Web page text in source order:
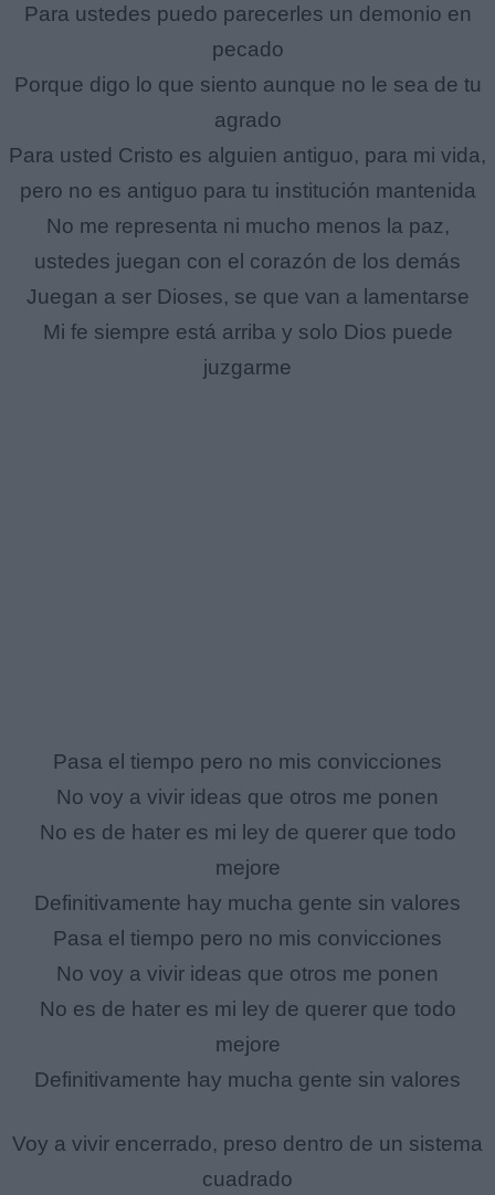
Para ustedes puedo parecerles un demonio en
pecado
Porque digo lo que siento aunque no le sea de tu
agrado
Para usted Cristo es alguien antiguo, para mi vida,
pero no es antiguo para tu institución mantenida
No me representa ni mucho menos la paz,
ustedes juegan con el corazón de los demás
Juegan a ser Dioses, se que van a lamentarse
Mi fe siempre está arriba y solo Dios puede
juzgarme
Pasa el tiempo pero no mis convicciones
No voy a vivir ideas que otros me ponen
No es de hater es mi ley de querer que todo
mejore
Definitivamente hay mucha gente sin valores
Pasa el tiempo pero no mis convicciones
No voy a vivir ideas que otros me ponen
No es de hater es mi ley de querer que todo
mejore
Definitivamente hay mucha gente sin valores
Voy a vivir encerrado, preso dentro de un sistema
cuadrado